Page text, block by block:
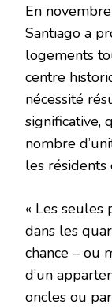
En
Santiago a
logements
centre
nécessité
significative,
nombre
les résidents
« Les seules
dans les
chance – ou
d’un
oncles ou